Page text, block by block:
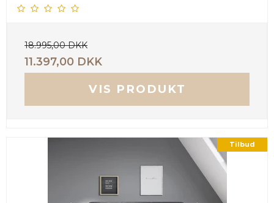
18.995,00 DKK
11.397,00 DKK
VIS PRODUKT
Tilbud